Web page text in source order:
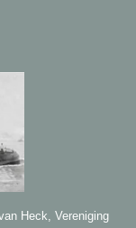
Heck, Vereniging